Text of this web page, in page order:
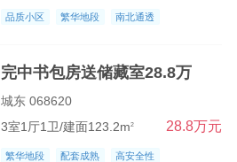
品质小区 繁华地段 南北通透
完中书包房送储藏室28.8万
城东 068620
3室1厅1卫/建面123.2m2 28.8万元
繁华地段 配套成熟 高安全性